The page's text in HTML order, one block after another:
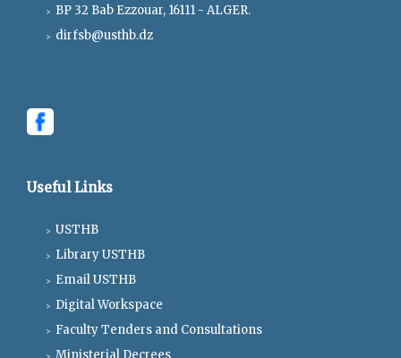
BP 32 Bab Ezzouar, 16111 - ALGER.
dirfsb@usthb.dz
Useful Links
USTHB
Library USTHB
Email USTHB
Digital Workspace
Faculty Tenders and Consultations